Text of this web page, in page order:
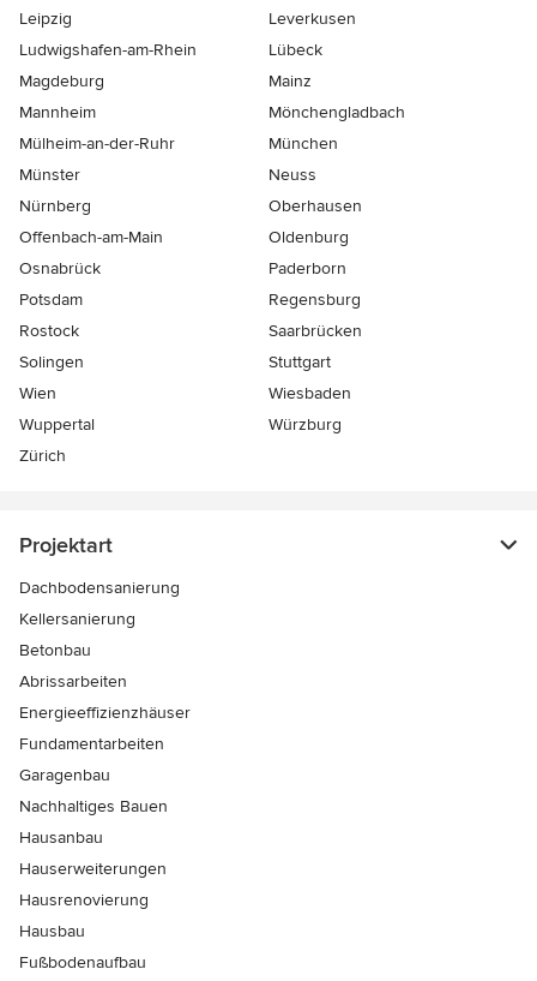
Leipzig
Leverkusen
Ludwigshafen-am-Rhein
Lübeck
Magdeburg
Mainz
Mannheim
Mönchen­gladbach
Mülheim-an-der-Ruhr
München
Münster
Neuss
Nürnberg
Oberhausen
Offenbach-am-Main
Oldenburg
Osnabrück
Paderborn
Potsdam
Regensburg
Rostock
Saarbrücken
Solingen
Stuttgart
Wien
Wiesbaden
Wuppertal
Würzburg
Zürich
Projektart
Dachbodensanierung
Kellersanierung
Betonbau
Abrissarbeiten
Energieeffizienzhäuser
Fundamentarbeiten
Garagenbau
Nachhaltiges Bauen
Hausanbau
Hauserweiterungen
Hausrenovierung
Hausbau
Fußbodenaufbau